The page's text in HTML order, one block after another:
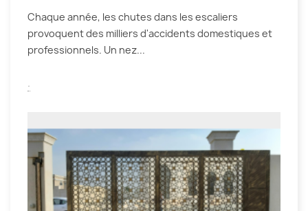
Chaque année, les chutes dans les escaliers
provoquent des milliers d'accidents domestiques et
professionnels. Un nez...
.